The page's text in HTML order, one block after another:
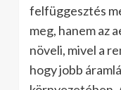
felfüggesztés
meg, hanem az
növeli, mivel a
hogy jobb